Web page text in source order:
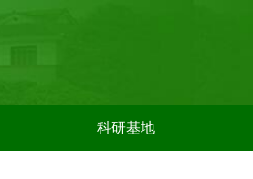
科研基地